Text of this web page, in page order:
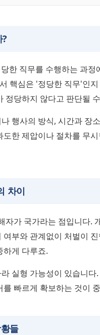
한 직무를 수행하는 과
핵심은 '정당한 직무'인
정당하지 않다고 판단될
행사의 방식, 시간과 장
한 제압이나 절차를 무
차이
자가 국가라는 점입니다.
부와 관계없이 처벌이
하게 다루죠.
실형 가능성이 있습니다
빠르게 확보하는 것이
들